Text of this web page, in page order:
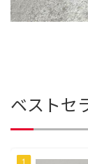
ベストセ